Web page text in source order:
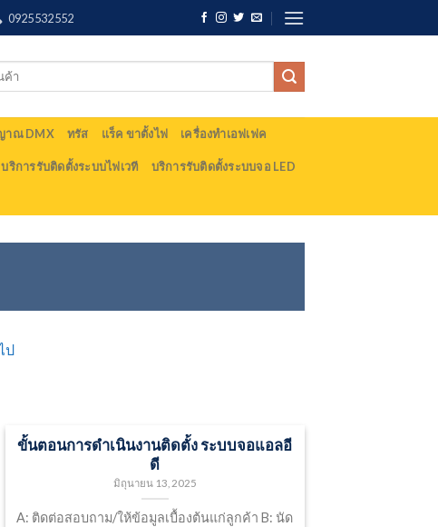
0925532552
าณ DMX ทรัส แร็ค ขาตั้งไฟ เครื่องทำเอฟเฟค
บริการรับติดตั้งระบบไฟเวที บริการรับติดตั้งระบบจอ LED
ป
ขั้นตอนการดำเนินงานติดตั้ง ระบบจอแอลอี
ดี
มิถุนายน 13, 2025
A: ติดต่อสอบถาม/ให้ข้อมูลเบื้องต้นแก่ลูกค้า B: นัด